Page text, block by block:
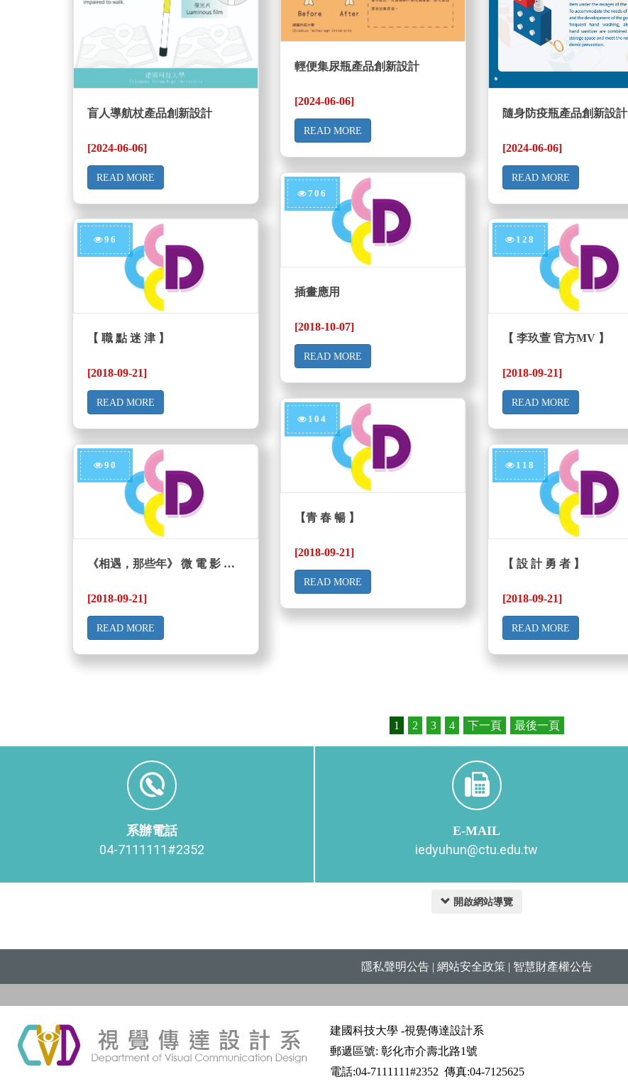
盲人導航杖產品創新設計
[2024-06-06]
READ MORE
輕便集尿瓶產品創新設計
[2024-06-06]
READ MORE
隨身防疫瓶產品創新設計
[2024-06-06]
READ MORE
706
插畫應用
[2018-10-07]
READ MORE
128
【 李玖萱 官方MV 】
[2018-09-21]
READ MORE
96
【 職 點 迷 津 】
[2018-09-21]
READ MORE
104
【青 春 暢 】
[2018-09-21]
READ MORE
118
【 設 計 勇 者 】
[2018-09-21]
READ MORE
90
《相遇，那些年》 微 電 影 首 奬
[2018-09-21]
READ MORE
1 2 3 4 下一頁 最後一頁
系辦電話
04-7111111#2352
E-MAIL
iedyuhun@ctu.edu.tw
開啟網站導覽
隱私聲明公告 | 網站安全政策 | 智慧財產權公告
建國科技大學 -視覺傳達設計系
郵遞區號: 彰化市介壽北路1號
電話:04-7111111#2352 傳真:04-7125625